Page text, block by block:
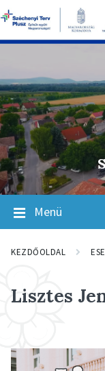
Menü
KEZDŐOLDAL
Lisztes